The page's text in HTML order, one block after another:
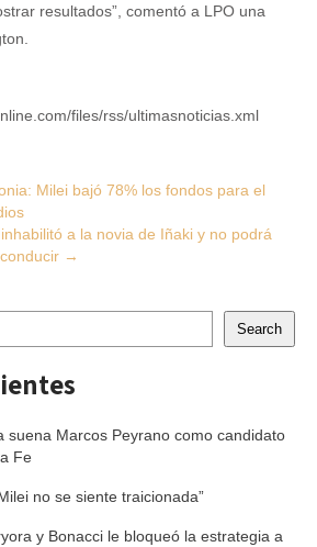
resultados”, comentó a LPO una
files/rss/ultimasnoticias.xml
Milei bajó 78% los fondos para el
a la novia de Iñaki y no podrá
→
Search
suena Marcos Peyrano como candidato
Fe
no se siente traicionada”
y Bonacci le bloqueó la estrategia a